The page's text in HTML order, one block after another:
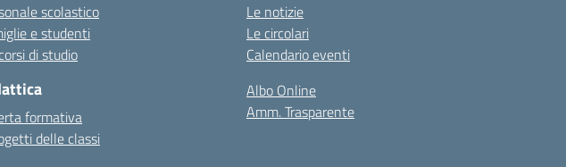
scolastico
e studenti
di studio
formativa
delle classi
Le notizie
Le circolari
Calendario eventi
Albo Online
Amm. Trasparente